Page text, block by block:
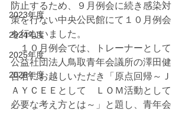
2023年度
2024年度
2025年度
2026年度
防止するため、９月例会に続き感染対
策を行ない中央公民館にて１０月例会
を行ないました。
１０月例会では、トレーナーとして
公益社団法人鳥取青年会議所の澤田健
吾君にお越しいただき「原点回帰～Ｊ
ＡＹＣＥＥとして　ＬＯＭ活動として
必要な考え方とは～」と題し、青年会